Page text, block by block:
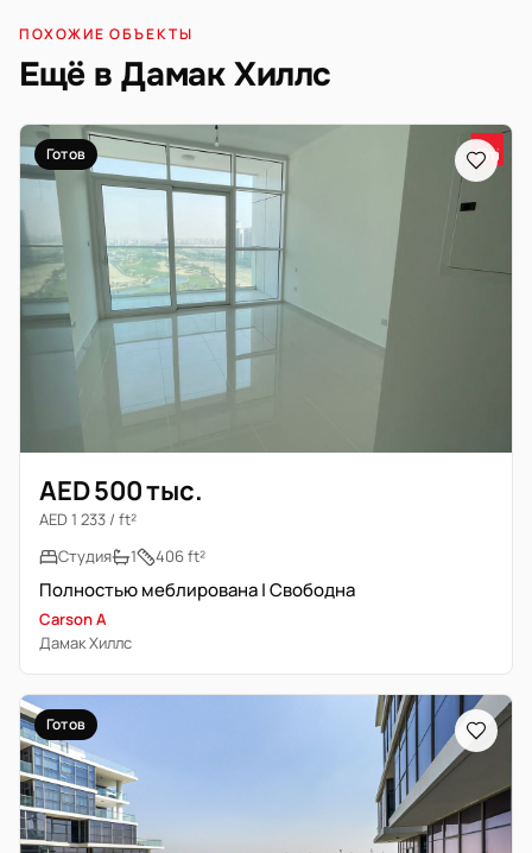
ПОХОЖИЕ ОБЪЕКТЫ
Ещё в Дамак Хиллс
Готов
AED 500 тыс.
AED 1 233 / ft²
Студия
1 406 ft²
Полностью меблирована | Свободна
Carson A
Дамак Хиллс
Готов